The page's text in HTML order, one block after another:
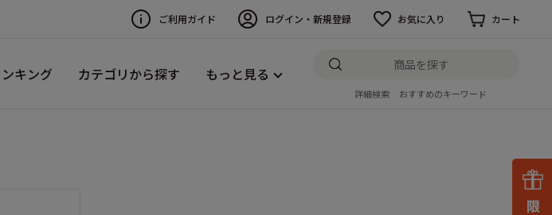
ご利用ガイド ログイン・新規登録 お気に入り カート
キング カテゴリから探す もっと見る
詳細検索 おすすめのキーワード